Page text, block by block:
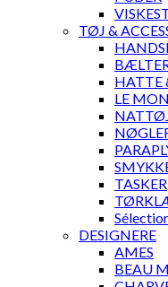
TØJ &
HATTE
LE
TASKER
DESIGNERE
AMES
BEAU